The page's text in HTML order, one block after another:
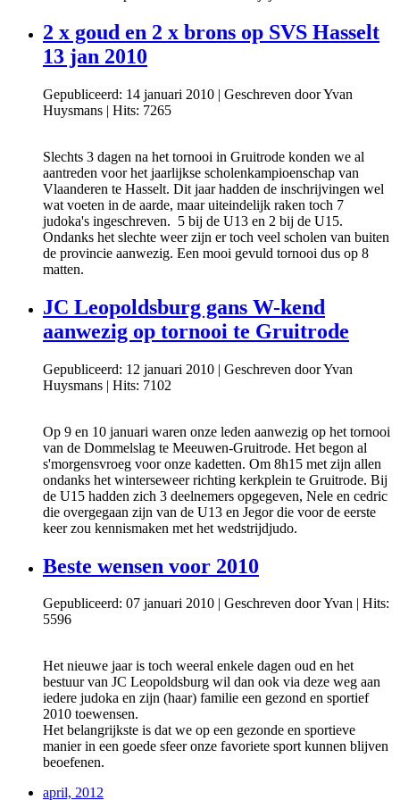
2 x goud en 2 x brons op SVS Hasselt
13 jan 2010
Gepubliceerd: 14 januari 2010 | Geschreven door Yvan
Huysmans | Hits: 7265
Slechts 3 dagen na het tornooi in Gruitrode konden we al
aantreden voor het jaarlijkse scholenkampioenschap van
Vlaanderen te Hasselt. Dit jaar hadden de inschrijvingen wel
wat voeten in de aarde, maar uiteindelijk raken toch 7
judoka's ingeschreven. 5 bij de U13 en 2 bij de U15.
Ondanks het slechte weer zijn er toch veel scholen van buiten
de provincie aanwezig. Een mooi gevuld tornooi dus op 8
matten.
JC Leopoldsburg gans W-kend
aanwezig op tornooi te Gruitrode
Gepubliceerd: 12 januari 2010 | Geschreven door Yvan
Huysmans | Hits: 7102
Op 9 en 10 januari waren onze leden aanwezig op het tornooi
van de Dommelslag te Meeuwen-Gruitrode. Het begon al
s'morgensvroeg voor onze kadetten. Om 8h15 met zijn allen
ondanks het winterseweer richting kerkplein te Gruitrode. Bij
de U15 hadden zich 3 deelnemers opgegeven, Nele en cedric
die overgegaan zijn van de U13 en Jegor die voor de eerste
keer zou kennismaken met het wedstrijdjudo.
Beste wensen voor 2010
Gepubliceerd: 07 januari 2010 | Geschreven door Yvan | Hits:
5596
Het nieuwe jaar is toch weeral enkele dagen oud en het
bestuur van JC Leopoldsburg wil dan ook via deze weg aan
iedere judoka en zijn (haar) familie een gezond en sportief
2010 toewensen.
Het belangrijkste is dat we op een gezonde en sportieve
manier in een goede sfeer onze favoriete sport kunnen blijven
beoefenen.
april, 2012